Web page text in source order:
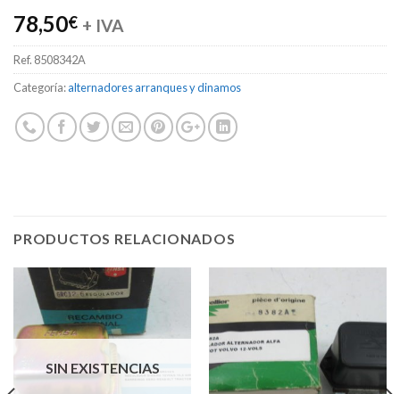
78,50€ + IVA
Ref. 8508342A
Categoría:alternadores arranques y dinamos
PRODUCTOS RELACIONADOS
SIN EXISTENCIAS